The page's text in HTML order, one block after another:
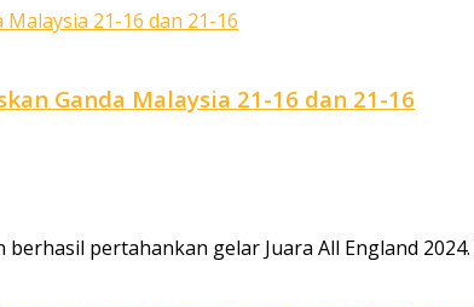
Ganda Malaysia 21-16 dan 21-16
berhasil pertahankan gelar Juara All England